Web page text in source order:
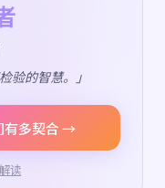
验的智慧。」
有多契合 →
读